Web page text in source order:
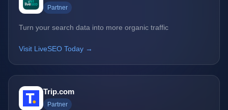
Partner
Turn your search data into more organic traffic
Visit LiveSEO Today →
Trip.com
Partner